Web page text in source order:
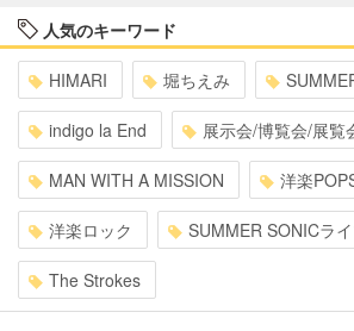
人気のキーワード
HIMARI 堀ちえみ
indigo la End 展示会/博覧会/展覧
MAN WITH A MISSION 洋楽
洋楽ロック SUMMER SONICラ
The Strokes